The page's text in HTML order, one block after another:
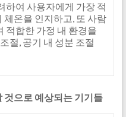
하여 사용자에게 가장 적
온을 인지하고, 또 사람
적합한 가정 내 환경을
절, 공기 내 성분 조절
것으로 예상되는 기기들